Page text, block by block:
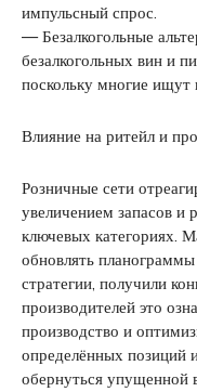
импульсный спрос.
— Безалкогольные
безалкогольных вин и
поскольку многие
Влияние на ритейл и
Розничные сети
увеличением запасов и
ключевых категориях.
обновлять
стратегии, получили
производителей это
производство и
определённых позиций
обернуться упущенной